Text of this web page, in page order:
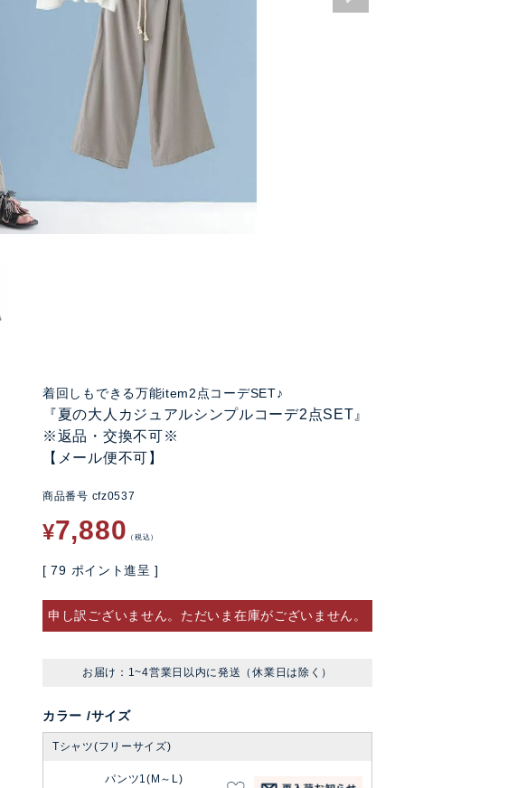
着回しもできる万能item2点コーデSET♪
『夏の大人カジュアルシンプルコーデ2点SET』
※返品・交換不可※
【メール便不可】
商品番号 cfz0537
¥7,880 税込
[ 79 ポイント進呈 ]
申し訳ございません。ただいま在庫がございません。
お届け：1~4営業日以内に発送（休業日は除く）
カラー サイズ
Tシャツ(フリーサイズ)
パンツ1(M～L)